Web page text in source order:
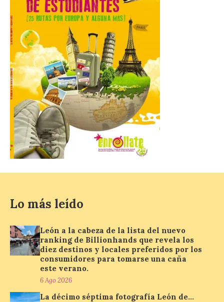
Liébana en uno de los
destinos más bonitos para disfrutar de
este fenómeno astronómico único. Un
eclipse total de sol será visible en la
Península Ibérica durante […]
León a la cabeza de la lista
del nuevo ranking de
Billionhands que revela
los diez destinos y locales
preferidos por los
consumidores para
tomarse una caña este
verano.
Billionhands revela los
diez destinos y locales
consumidores para
tomarse una caña este verano, con León y
Madrid a la cabeza de la lista. Salamanca
ocupa el noveno lugar. Los españoles
priorizan las […]
Lo más leído
León a la cabeza de la lista del nuevo
ranking de Billionhands que revela los
diez destinos y locales preferidos por los
consumidores para tomarse una caña
este verano.
6 Ago 2026
La décimo séptima fotografía León de…